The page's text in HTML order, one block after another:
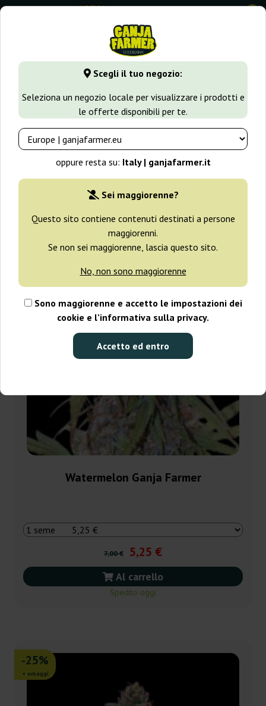
⭐ -40% Varietà a crescita rapida ⭐
⏰ 2 giorni 08:42:22
Scegli il tuo negozio:
Seleziona un negozio locale per visualizzare i prodotti e
le offerte disponibili per te.
oppure resta su: Italy | ganjafarmer.it
Sei maggiorenne?
Questo sito contiene contenuti destinati a persone
maggiorenni.
Se non sei maggiorenne, lascia questo sito.
No, non sono maggiorenne
Sono maggiorenne e accetto le impostazioni dei
cookie e l’informativa sulla privacy.
Accetto ed entro
0
GanjaFarmer.it Varietà di Cannabis Watermelon
Watermelon Semi
Ordinamento
+ omaggi
Watermelon Ganja Farmer
7,00 € 5,25 €
Al carrello
Spedito oggi
-25%
+ omaggi